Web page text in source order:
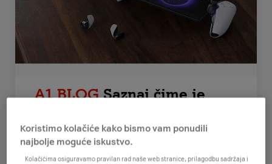
A1 BLOGSaznaj čime je
osvojio gejmere diljem
svijeta
Koristimo kolačiće kako bismo vam ponudili
najbolje moguće iskustvo.
Kolačićima osiguravamo pravilan rad naše web stranice, prilagodbu sadržaja i